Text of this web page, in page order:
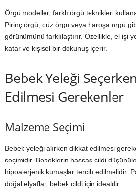
Örgü modeller, farklı örgü teknikleri
Pirinç örgü, düz örgü veya haroşa örgü
görünümünü farklılaştırır. Özellikle, el işi
katar ve kişisel bir dokunuş içerir.
Bebek Yeleği
Edilmesi Gerekenler
Malzeme Seçimi
Bebek yeleği alırken dikkat edilmesi
seçimidir. Bebeklerin hassas cildi
hipoalerjenik kumaşlar tercih edilmelidir.
doğal elyaflar, bebek cildi için idealdir.